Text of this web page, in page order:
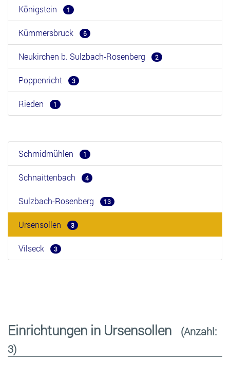
Königstein 1
Kümmersbruck 6
Neukirchen b. Sulzbach-Rosenberg 2
Poppenricht 3
Rieden 1
Schmidmühlen 1
Schnaittenbach 4
Sulzbach-Rosenberg 13
Ursensollen 3
Vilseck 3
Einrichtungen in Ursensollen
(Anzahl:
3)